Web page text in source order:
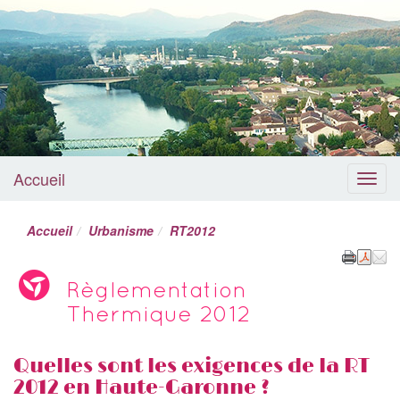
Menu
Accueil
Accueil Urbanisme RT2012
Règlementation
Thermique 2012
Quelles sont les exigences de la RT
2012 en Haute-Garonne ?